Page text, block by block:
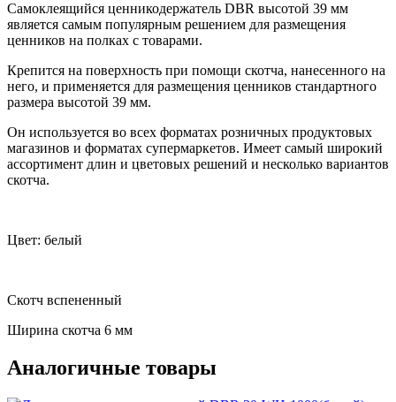
Самоклеящийся ценникодержатель DBR высотой 39 мм
является самым популярным решением для размещения
ценников на полках с товарами.
Крепится на поверхность при помощи скотча, нанесенного на
него, и применяется для размещения ценников стандартного
размера высотой 39 мм.
Он используется во всех форматах розничных продуктовых
магазинов и форматах супермаркетов. Имеет самый широкий
ассортимент длин и цветовых решений и несколько вариантов
скотча.
Цвет: белый
Скотч вспененный
Ширина скотча 6 мм
Аналогичные товары